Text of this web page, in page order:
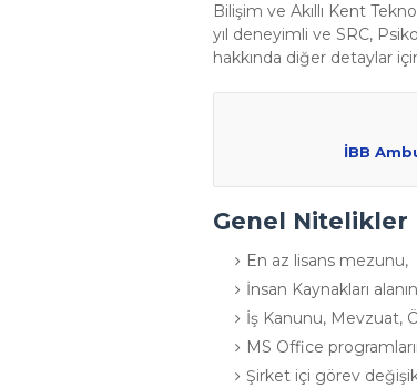
Bilişim ve Akıllı Kent
yıl deneyimli ve SRC,
hakkında diğer detaylar
İBB
Genel Nitelikler
En az lisans mezunu,
İnsan Kaynakları
İş Kanunu, Mevzuat,
MS Office
Şirket içi görev